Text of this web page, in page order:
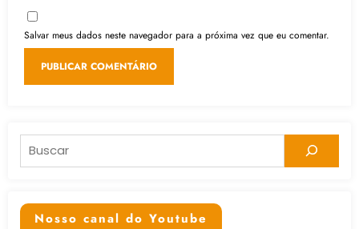
Salvar meus dados neste navegador para a próxima vez que eu comentar.
Pesquisar
Nosso canal do Youtube